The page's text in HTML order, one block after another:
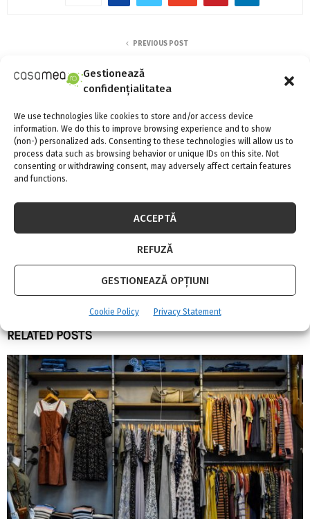
Gestionează
confidențialitatea
We use technologies like cookies to store and/or access device
information. We do this to improve browsing experience and to show
(non-) personalized ads. Consenting to these technologies will allow us to
process data such as browsing behavior or unique IDs on this site. Not
consenting or withdrawing consent, may adversely affect certain features
and functions.
ACCEPTĂ
REFUZĂ
GESTIONEAZĂ OPȚIUNI
Cookie Policy Privacy Statement
PREVIOUS POST
căldură
NEXT POST
4 idei ingenioase de depozitare pentru
chiriașii cu spațiu limitat
Adina Meyers
RELATED POSTS